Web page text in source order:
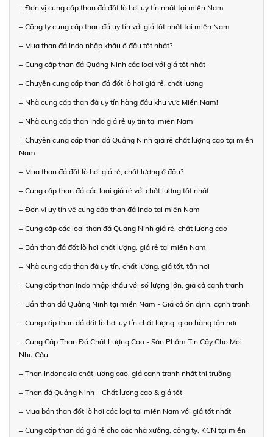
+ Đơn vị cung cấp than đá đốt lò hơi uy tín nhất tại miền Nam
+ Công ty cung cấp than đá uy tín với giá tốt nhất tại miền Nam
+ Mua than đá Indo nhập khẩu ở đâu tốt nhất?
+ Cung cấp than đá Quảng Ninh các loại với giá tốt nhất
+ Chuyên cung cấp than đá đốt lò hơi giá rẻ, chất lượng
+ Nhà cung cấp than đá uy tín hàng đầu khu vực Miền Nam!
+ Nhà cung cấp than Indo giá rẻ uy tín tại miền Nam
+ Chuyên cung cấp than đá Quảng Ninh giá rẻ chất lượng cao tại miền
Nam
+ Mua than đá đốt lò hơi giá rẻ, chất lượng ở đâu?
+ Cung cấp than đá các loại giá rẻ với chất lượng tốt nhất
+ Đơn vị uy tín về cung cấp than đá Indo tại miền Nam
+ Cung cấp các loại than đá Quảng Ninh giá rẻ, chất lượng cao
+ Bán than đá đốt lò hơi chất lượng, giá rẻ tại miền Nam
+ Nhà cung cấp than đá uy tín, chất lượng, giá tốt, tận nơi
+ Cung cấp than Indo nhập khẩu với số lượng lớn, giá cả cạnh tranh
+ Bán than đá Quảng Ninh tại miền Nam - Giá cả ổn định, cạnh tranh
+ Cung cấp than đá đốt lò hơi uy tín chất lượng, giao hàng tận nơi
+ Cung Cấp Than Đá Chất Lượng Cao - Sản Phẩm Tin Cậy Cho Mọi
Nhu Cầu
+ Than Indonesia chất lượng cao, giá cạnh tranh nhất thị trường
+ Than đá Quảng Ninh – Chất lượng cao & giá tốt
+ Mua bán than đốt lò hơi các loại tại miền Nam với giá tốt nhất
+ Cung cấp than đá giá rẻ cho các nhà xưởng, công ty, KCN tại miền